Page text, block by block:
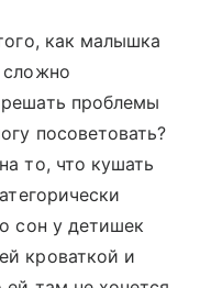
как малышка
сложно
проблемы
посоветовать?
то, что кушать
сон у детишек
кроваткой и